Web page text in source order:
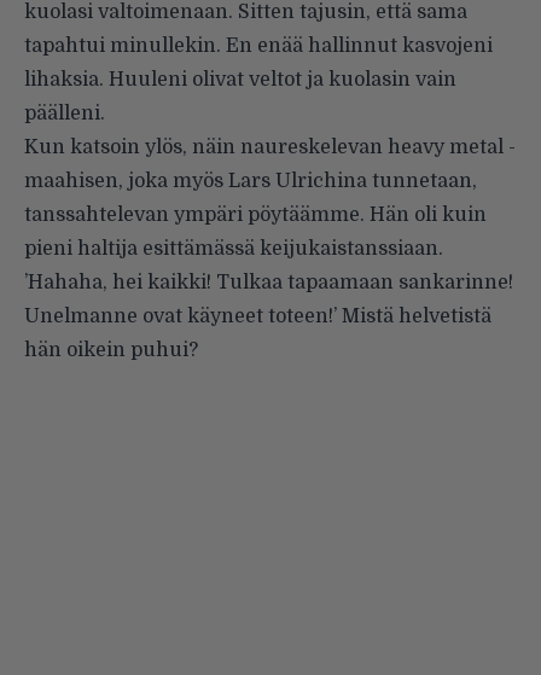
kuolasi valtoimenaan. Sitten tajusin, että sama
tapahtui minullekin. En enää hallinnut kasvojeni
lihaksia. Huuleni olivat veltot ja kuolasin vain
päälleni.
Kun katsoin ylös, näin naureskelevan heavy metal -
maahisen, joka myös Lars Ulrichina tunnetaan,
tanssahtelevan ympäri pöytäämme. Hän oli kuin
pieni haltija esittämässä keijukaistanssiaan.
’Hahaha, hei kaikki! Tulkaa tapaamaan sankarinne!
Unelmanne ovat käyneet toteen!’ Mistä helvetistä
hän oikein puhui?